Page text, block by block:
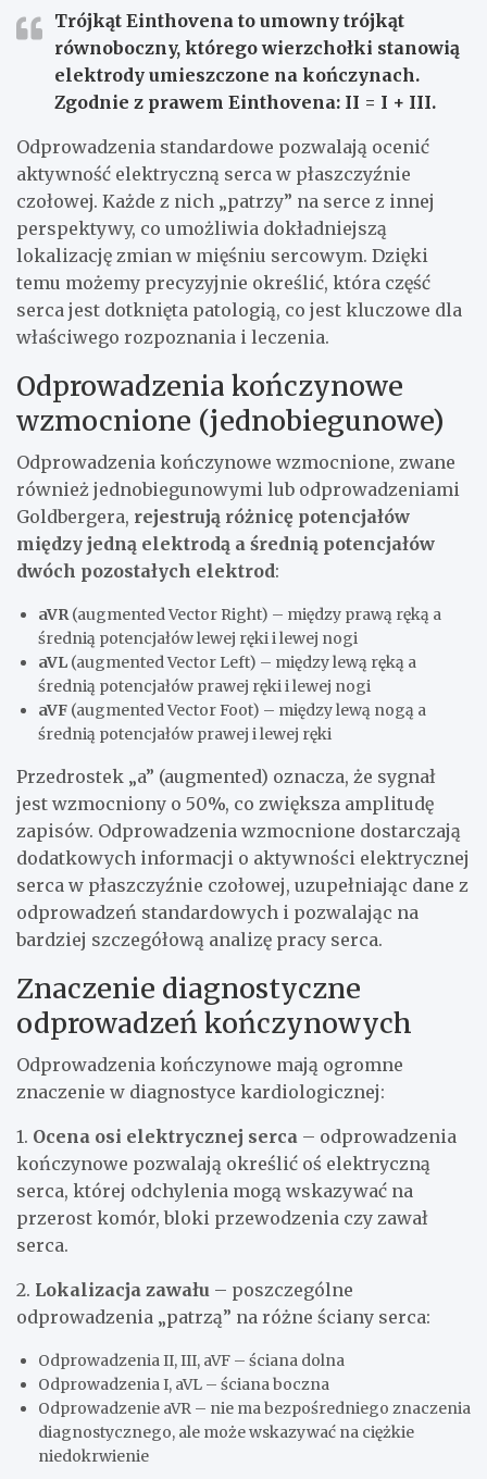
Trójkąt Einthovena to umowny trójkąt
równoboczny, którego wierzchołki stanowią
elektrody umieszczone na kończynach.
Zgodnie z prawem Einthovena: II = I + III.
Odprowadzenia standardowe pozwalają ocenić
aktywność elektryczną serca w płaszczyźnie
czołowej. Każde z nich „patrzy” na serce z innej
perspektywy, co umożliwia dokładniejszą
lokalizację zmian w mięśniu sercowym. Dzięki
temu możemy precyzyjnie określić, która część
serca jest dotknięta patologią, co jest kluczowe dla
właściwego rozpoznania i leczenia.
Odprowadzenia kończynowe
wzmocnione (jednobiegunowe)
Odprowadzenia kończynowe wzmocnione, zwane
również jednobiegunowymi lub odprowadzeniami
Goldbergera, rejestrują różnicę potencjałów
między jedną elektrodą a średnią potencjałów
dwóch pozostałych elektrod:
aVR(augmented Vector Right) – między prawą ręką a
średnią potencjałów lewej ręki i lewej nogi
aVL (augmented Vector Left) – między lewą ręką a
średnią potencjałów prawej ręki i lewej nogi
aVF (augmented Vector Foot) – między lewą nogą a
średnią potencjałów prawej i lewej ręki
Przedrostek „a” (augmented) oznacza, że sygnał
jest wzmocniony o 50%, co zwiększa amplitudę
zapisów. Odprowadzenia wzmocnione dostarczają
dodatkowych informacji o aktywności elektrycznej
serca w płaszczyźnie czołowej, uzupełniając dane z
odprowadzeń standardowych i pozwalając na
bardziej szczegółową analizę pracy serca.
Znaczenie diagnostyczne
odprowadzeń kończynowych
Odprowadzenia kończynowe mają ogromne
znaczenie w diagnostyce kardiologicznej:
1. Ocena osi elektrycznej serca – odprowadzenia
kończynowe pozwalają określić oś elektryczną
serca, której odchylenia mogą wskazywać na
przerost komór, bloki przewodzenia czy zawał
serca.
2. Lokalizacja zawału – poszczególne
odprowadzenia „patrzą” na różne ściany serca:
Odprowadzenia II, III, aVF – ściana dolna
Odprowadzenia I, aVL – ściana boczna
Odprowadzenie aVR – nie ma bezpośredniego znaczenia
diagnostycznego, ale może wskazywać na ciężkie
niedokrwienie